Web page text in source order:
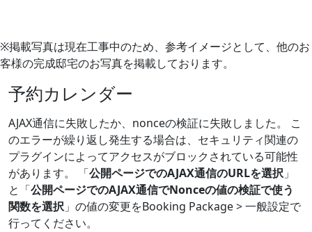
※掲載写真は現在工事中のため、参考イメージとして、他のお
客様の完成邸宅のお写真を掲載しております。
予約カレンダー
AJAX通信に失敗したか、nonceの検証に失敗しました。 こ
のエラーが繰り返し発生する場合は、セキュリティ関連の
プラグインによってアクセスがブロックされている可能性
があります。 「公開ページでのAJAX通信のURLを選択 」
と「公開ページでのAJAX通信でNonceの値の検証で使う
関数を選択 」の値の変更をBooking Package > 一般設定で
行ってください。